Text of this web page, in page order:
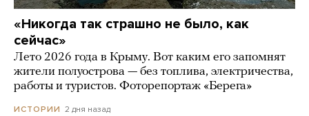
«Никогда так страшно не было, как
сейчас»
Лето 2026 года в Крыму. Вот каким его запомнят
жители полуострова — без топлива, электричества,
работы и туристов. Фоторепортаж «Берега»
ИСТОРИИ 2 дня назад